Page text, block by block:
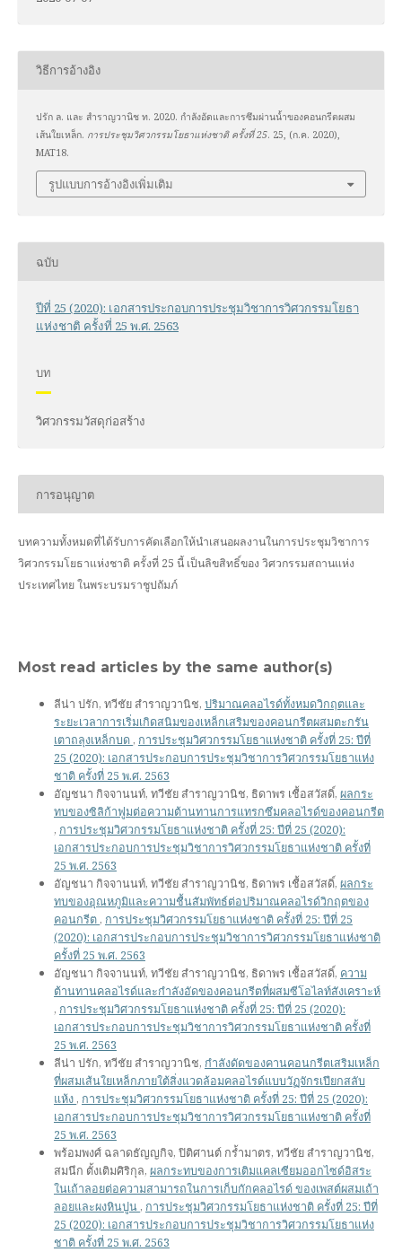
วิธีการอ้างอิง
ปรัก ล. และ สำราญวานิช ท. 2020. กำลังอัดและการซึมผ่านน้ำของคอนกรีตผสม
เส้นใยเหล็ก. การประชุมวิศวกรรมโยธาแห่งชาติ ครั้งที่ 25. 25, (ก.ค. 2020),
MAT18.
รูปแบบการอ้างอิงเพิ่มเติม
ฉบับ
ปีที่ 25 (2020): เอกสารประกอบการประชุมวิชาการวิศวกรรมโยธา
แห่งชาติ ครั้งที่ 25 พ.ศ. 2563
บท
วิศวกรรมวัสดุก่อสร้าง
การอนุญาต
บทความทั้งหมดที่ได้รับการคัดเลือกให้นำเสนอผลงานในการประชุมวิชาการ
วิศวกรรมโยธาแห่งชาติ ครั้งที่ 25 นี้ เป็นลิขสิทธิ์ของวิศวกรรมสถานแห่ง
ประเทศไทย ในพระบรมราชูปถัมภ์
Most read articles by the same author(s)
ลีน่า ปรัก, ทวีชัย สำราญวานิช, ปริมาณคลอไรด์ทั้งหมดวิกฤตและ
ระยะเวลาการเริ่มเกิดสนิมของเหล็กเสริมของคอนกรีตผสมตะกรัน
เตาถลุงเหล็กบด , การประชุมวิศวกรรมโยธาแห่งชาติ ครั้งที่ 25: ปีที่
25 (2020): เอกสารประกอบการประชุมวิชาการวิศวกรรมโยธาแห่ง
ชาติ ครั้งที่ 25 พ.ศ. 2563
อัญชนา กิจจานนท์, ทวีชัย สำราญวานิช, ธิดาพร เชื้อสวัสดิ์, ผลกระ
ทบของซิลิก้าฟูมต่อความต้านทานการแทรกซึมคลอไรด์ของคอนกรีต
, การประชุมวิศวกรรมโยธาแห่งชาติ ครั้งที่ 25: ปีที่ 25 (2020):
เอกสารประกอบการประชุมวิชาการวิศวกรรมโยธาแห่งชาติ ครั้งที่
25 พ.ศ. 2563
อัญชนา กิจจานนท์, ทวีชัย สำราญวานิช, ธิดาพร เชื้อสวัสดิ์, ผลกระ
ทบของอุณหภูมิและความชื้นสัมพัทธ์ต่อปริมาณคลอไรด์วิกฤตของ
คอนกรีต , การประชุมวิศวกรรมโยธาแห่งชาติ ครั้งที่ 25: ปีที่ 25
(2020): เอกสารประกอบการประชุมวิชาการวิศวกรรมโยธาแห่งชาติ
ครั้งที่ 25 พ.ศ. 2563
อัญชนา กิจจานนท์, ทวีชัย สำราญวานิช, ธิดาพร เชื้อสวัสดิ์, ความ
ต้านทานคลอไรด์และกำลังอัดของคอนกรีตที่ผสมซีโอไลท์สังเคราะห์
, การประชุมวิศวกรรมโยธาแห่งชาติ ครั้งที่ 25: ปีที่ 25 (2020):
เอกสารประกอบการประชุมวิชาการวิศวกรรมโยธาแห่งชาติ ครั้งที่
25 พ.ศ. 2563
ลีน่า ปรัก, ทวีชัย สำราญวานิช, กำลังดัดของคานคอนกรีตเสริมเหล็ก
ที่ผสมเส้นใยเหล็กภายใต้สิ่งแวดล้อมคลอไรด์แบบวัฏจักรเปียกสลับ
แห้ง , การประชุมวิศวกรรมโยธาแห่งชาติ ครั้งที่ 25: ปีที่ 25 (2020):
เอกสารประกอบการประชุมวิชาการวิศวกรรมโยธาแห่งชาติ ครั้งที่
25 พ.ศ. 2563
พร้อมพงศ์ ฉลาดธัญญกิจ, ปิติศานต์ กร้ำมาตร, ทวีชัย สำราญวานิช,
สมนึก ตั้งเติมศิริกุล, ผลกระทบของการเติมแคลเซียมออกไซด์อิสระ
ในเถ้าลอยต่อความสามารถในการเก็บกักคลอไรด์ ของเพสต์ผสมเถ้า
ลอยและผงหินปูน , การประชุมวิศวกรรมโยธาแห่งชาติ ครั้งที่ 25: ปีที่
25 (2020): เอกสารประกอบการประชุมวิชาการวิศวกรรมโยธาแห่ง
ชาติ ครั้งที่ 25 พ.ศ. 2563